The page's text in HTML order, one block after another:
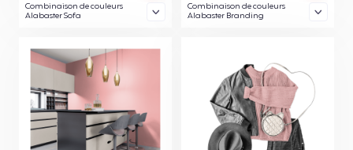
Combinaison de couleurs
Alabaster Sofa
Combinaison de couleurs
Alabaster Branding